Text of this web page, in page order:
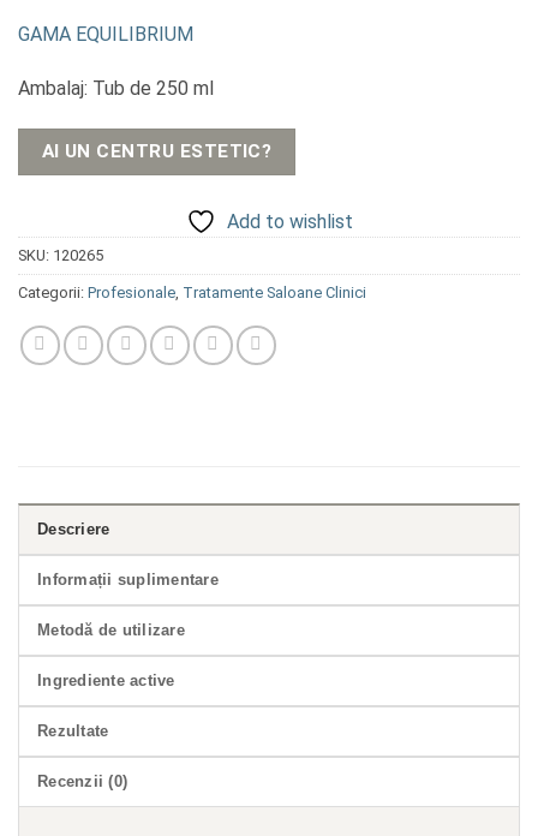
GAMA EQUILIBRIUM
Ambalaj: Tub de 250 ml
AI UN CENTRU ESTETIC?
Add to wishlist
SKU: 120265
Categorii: Profesionale Tratamente Saloane Clinici
Descriere
Informații suplimentare
Metodă de utilizare
Ingrediente active
Rezultate
Recenzii (0)